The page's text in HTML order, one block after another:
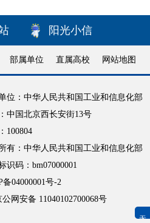
无障碍浏览
阳光小信
部属单位 直属高校 网站地图
位：中华人民共和国工业和信息化部
中国北京西长安街13号
100804
有：中华人民共和国工业和信息化部
识码：bm07000001
备04000001号-2
公网安备 11040102700068号